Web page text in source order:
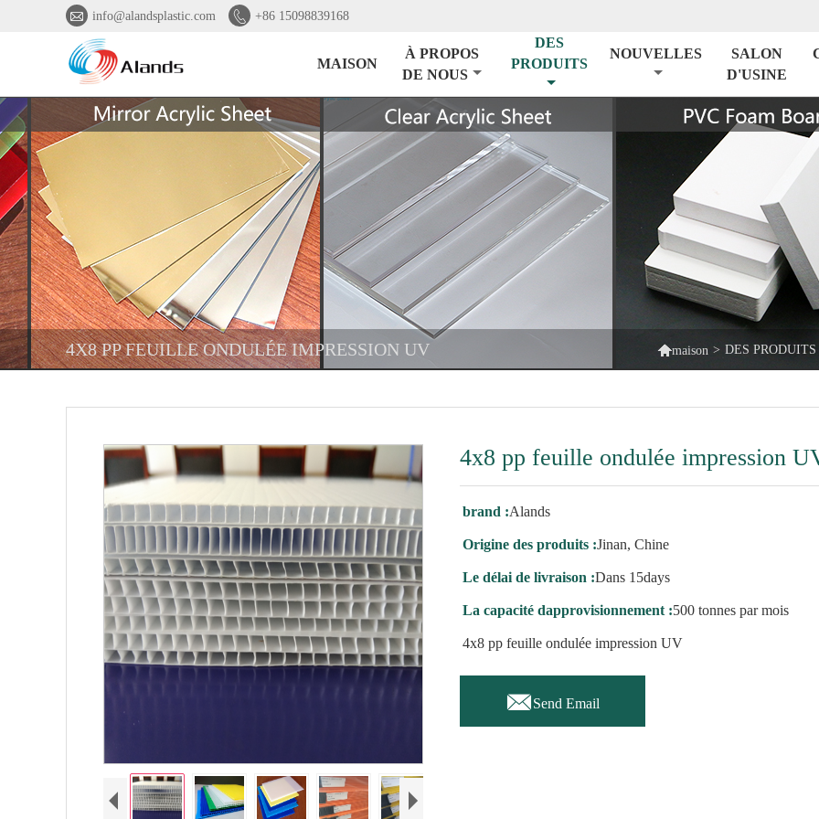
 info@alandsplastic.com  +86 15098839168
MAISON
À PROPOS
DE NOUS
DES
PRODUITS
NOUVELLES
SALON
D'USINE
4X8 PP FEUILLE ONDULÉE IMPRESSION UV maison > DES PRODUITS
4x8 pp feuille ondulée impression
brand :Alands
Origine des produits :Jinan, Chine
Le délai de livraison :Dans 15days
La capacité dapprovisionnement :500 tonnes par mois
4x8 pp feuille ondulée impression UV
Send Email